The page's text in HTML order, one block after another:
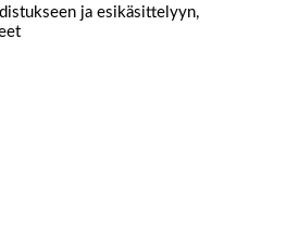
ja esikäsittelyyn,